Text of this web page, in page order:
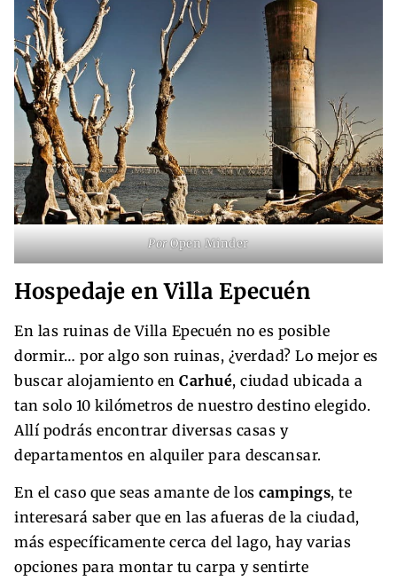
PorOpen Minder
Hospedaje en Villa Epecuén
En las ruinas de Villa Epecuén no es posible
dormir… por algo son ruinas, ¿verdad? Lo mejor es
buscar alojamiento en Carhué, ciudad ubicada a
tan solo 10 kilómetros de nuestro destino elegido.
Allí podrás encontrar diversas casas y
departamentos en alquiler para descansar.
En el caso que seas amante de los campings, te
interesará saber que en las afueras de la ciudad,
más específicamente cerca del lago, hay varias
opciones para montar tu carpa y sentirte